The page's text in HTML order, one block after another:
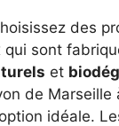
des
qui sont
et
de Marseille
idéale.